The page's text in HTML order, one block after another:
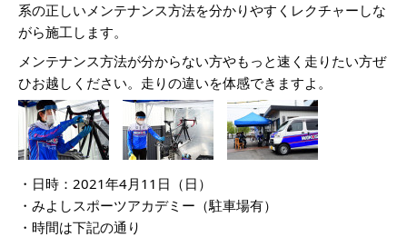
系の正しいメンテナンス方法を分かりやすくレクチャーしな
がら施工します。
メンテナンス方法が分からない方やもっと速く走りたい方ぜ
ひお越しください。走りの違いを体感できますよ。
・日時：2021年4月11日（日）
・みよしスポーツアカデミー（駐車場有）
・時間は下記の通り